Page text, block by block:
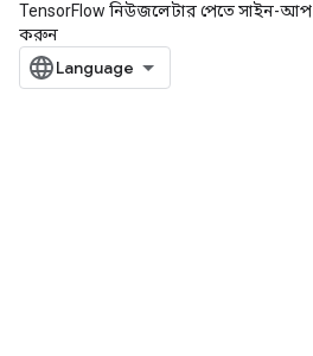
TensorFlow নিউজলেটার পেতে সাইন-আপ
করুন